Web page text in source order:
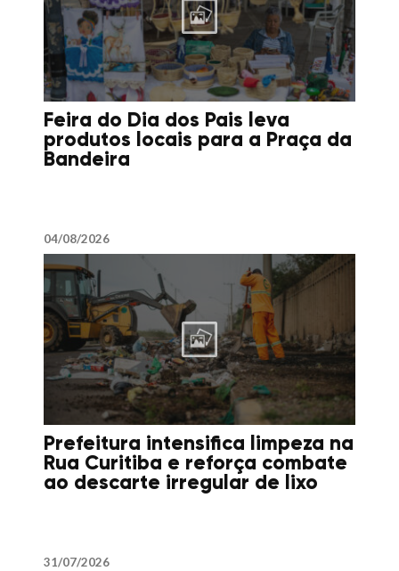
Feira do Dia dos Pais leva
produtos locais para a Praça da
Bandeira
04/08/2026
Prefeitura intensifica limpeza na
Rua Curitiba e reforça combate
ao descarte irregular de lixo
31/07/2026